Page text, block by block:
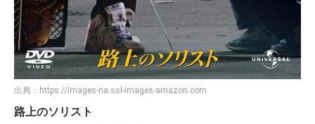
出典： https://images-na.ssl-images-amazon.com
路上のソリスト